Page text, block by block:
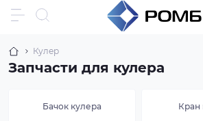
Кулер
Запчасти для кулера
Бачок кулера Кран